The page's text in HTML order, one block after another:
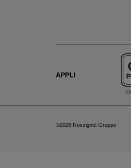
APPLI
©2026 Rossignol-Gruppe